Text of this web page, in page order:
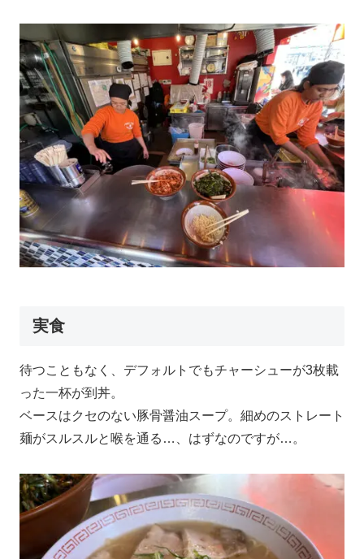
実食
待つこともなく、デフォルトでもチャーシューが3枚載
った一杯が到丼。
ベースはクセのない豚骨醤油スープ。細めのストレート
麺がスルスルと喉を通る…、はずなのですが…。